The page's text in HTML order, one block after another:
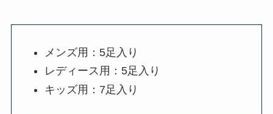
メンズ用：5足入り
レディース用：5足入り
キッズ用：7足入り